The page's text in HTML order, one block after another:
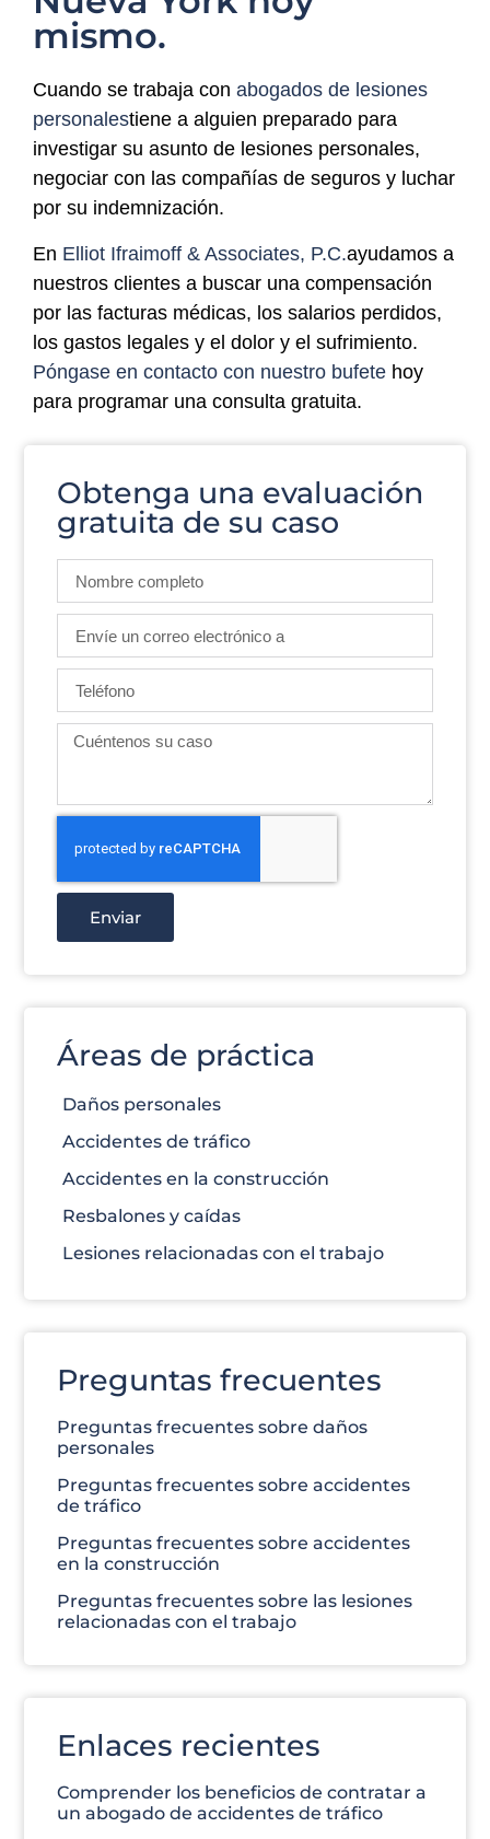
mismo.
Cuando se trabaja con abogados de lesiones
personalestiene a alguien preparado para
investigar su asunto de lesiones personales,
negociar con las compañías de seguros y luchar
por su indemnización.
En Elliot Ifraimoff & Associates, P.C.ayudamos a
nuestros clientes a buscar una compensación
por las facturas médicas, los salarios perdidos,
los gastos legales y el dolor y el sufrimiento.
Póngase en contacto con nuestro bufete hoy
para programar una consulta gratuita.
Obtenga una evaluación
gratuita de su caso
Enviar
Áreas de práctica
Daños personales
Accidentes de tráfico
Accidentes en la construcción
Resbalones y caídas
Lesiones relacionadas con el trabajo
Preguntas frecuentes
Preguntas frecuentes sobre daños
personales
Preguntas frecuentes sobre accidentes
de tráfico
Preguntas frecuentes sobre accidentes
en la construcción
Preguntas frecuentes sobre las lesiones
relacionadas con el trabajo
Enlaces recientes
Comprender los beneficios de contratar a
un abogado de accidentes de tráfico